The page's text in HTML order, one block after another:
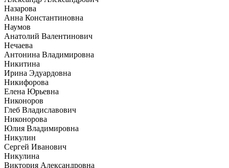
Назарова
Анна Константиновна
Наумов
Анатолий Валентинович
Нечаева
Антонина Владимировна
Никитина
Ирина Эдуардовна
Никифорова
Елена Юрьевна
Никоноров
Глеб Владиславович
Никонорова
Юлия Владимировна
Никулин
Сергей Иванович
Никулина
Виктория Александровна